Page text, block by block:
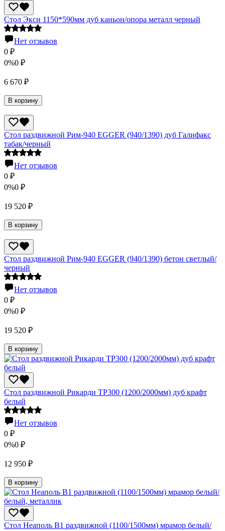
Стол Экси 1150*590мм дуб каньон/опора металл черный
Нет отзывов
0 ₽
0%0 ₽
6 670 ₽
В корзину
Стол раздвижной Рим-940 EGGER (940/1390) дуб Галифакс
табак/черный
Нет отзывов
0 ₽
0%0 ₽
19 520 ₽
В корзину
Стол раздвижной Рим-940 EGGER (940/1390) бетон светлый/
черный
Нет отзывов
0 ₽
0%0 ₽
19 520 ₽
В корзину
Стол раздвижной Рикарди ТР300 (1200/2000мм) дуб крафт
белый
Нет отзывов
0 ₽
0%0 ₽
12 950 ₽
В корзину
Стол Неаполь В1 раздвижной (1100/1500мм) мрамор белый/